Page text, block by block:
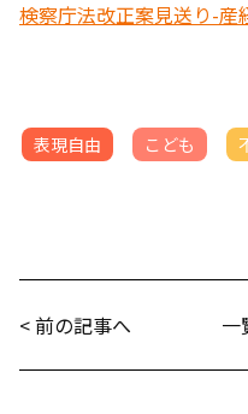
検察庁法改正案見送り-産
表現自由 こども
< 前の記事へ 一